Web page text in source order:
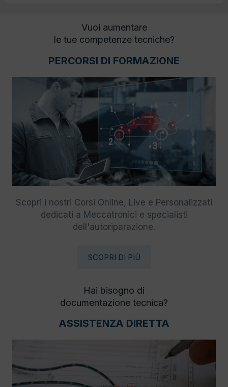
Vuoi aumentare
le tue competenze tecniche?
PERCORSI DI FORMAZIONE
Scopri i nostri Corsi Online, Live e Personalizzati
dedicati a Meccatronici e specialisti
dell'autoriparazione.
SCOPRI DI PIÙ
Hai bisogno di
documentazione tecnica?
ASSISTENZA DIRETTA